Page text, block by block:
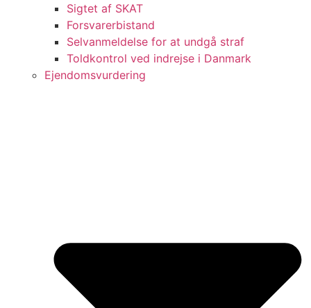
Sigtet af SKAT
Forsvarerbistand
Selvanmeldelse for at undgå straf
Toldkontrol ved indrejse i Danmark
Ejendomsvurdering